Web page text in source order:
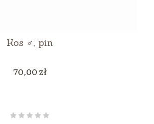
Kos ♂, pin
Cena
70,00 zł